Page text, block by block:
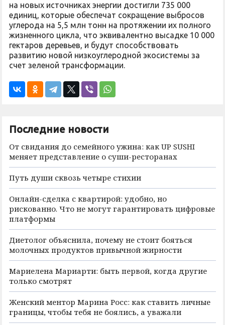
на новых источниках энергии достигли 735 000
единиц, которые обеспечат сокращение выбросов
углерода на 5,5 млн тонн на протяжении их полного
жизненного цикла, что эквивалентно высадке 10 000
гектаров деревьев, и будут способствовать
развитию новой низкоуглеродной экосистемы за
счет зеленой трансформации.
Последние новости
От свидания до семейного ужина: как UP SUSHI
меняет представление о суши-ресторанах
Путь души сквозь четыре стихии
Онлайн-сделка с квартирой: удобно, но
рискованно. Что не могут гарантировать цифровые
платформы
Диетолог объяснила, почему не стоит бояться
молочных продуктов привычной жирности
Мариелена Мариарти: быть первой, когда другие
только смотрят
Женский ментор Марина Росс: как ставить личные
границы, чтобы тебя не боялись, а уважали